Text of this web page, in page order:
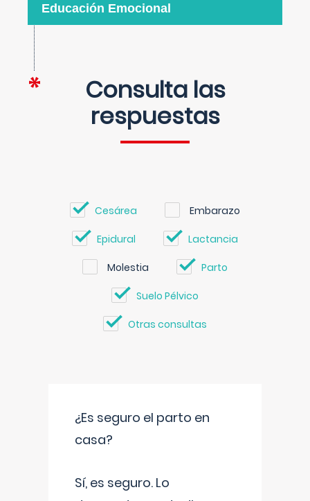
Educación Emocional
Consulta las
respuestas
Cesárea Embarazo
Epidural Lactancia
Molestia Parto
Suelo Pélvico
Otras consultas
¿Es seguro el parto en
casa?
Sí, es seguro. Lo